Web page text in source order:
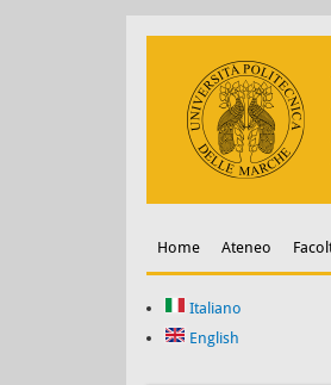
Home Ateneo
Italiano
English